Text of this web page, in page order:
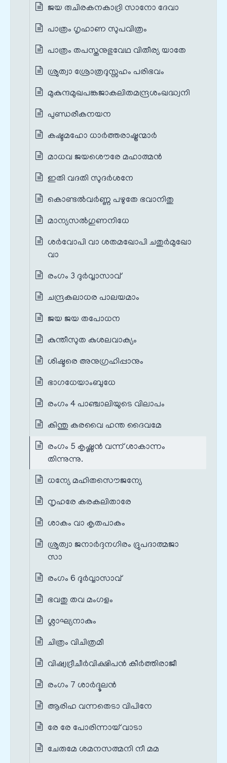
ജയ രുചിരകനകാദ്രി സാനോ ദേവാ
പാത്രം ഗൃഹാണ സുപവിത്രം
പാത്രം തപസ്തനുഭുവേഥ വിതീര്യ യാതേ
ശ്രുത്വാ ശ്രോത്രദുസ്സഹം പരിഭവം
മുകുന്ദമുഖപങ്കജാകലിതമന്ദ്രശംഖദ്ധ്വനി
പുണ്ഡരീകനയന
കഷ്ടമഹോ ധാര്‍ത്തരാഷ്ട്രന്മാര്‍
മാധവ ജയശൌരേ മഹാത്മന്‍
ഇതി വദതി സുദർശനേ
കൊണ്ടല്‍‌വര്‍ണ്ണ പഴുതേ ഭവാനിതു
മാന്യസല്‍ഗുണനിധേ
ശർവോപി വാ ശതമഖോപി ചതുർമുഖോ
വാ
രംഗം 3 ദുർവ്വാസാവ്
ചന്ദ്രകലാധര പാലയമാം
ജയ ജയ തപോധന
കുന്തീസുത കുശലവാക്യം
ശിഷ്ടരെ അനുഗ്രഹിപ്പാനും
ഭാഗധേയാംബുധേ
രംഗം 4 പാഞ്ചാലിയുടെ വിലാപം
കിന്തു കരവൈ ഹന്ത ദൈവമേ
രംഗം 5 കൃഷ്ണൻ വന്ന് ശാകാന്നം
തിന്നുന്നു.
ധന്യേ മഹിതസൌജന്യേ
നൃഹരേ കരകലിതാരേ
ശാകം വാ കൃതപാകം
ശ്രുത്വാ ജനാര്‍ദ്ദനഗിരം ദ്രുപദാത്മജാ
സാ
രംഗം 6 ദുർവ്വാസാവ്
ഭവതു തവ മംഗളം
ശ്ലാഘ്യനാകും
ചിത്രം വിചിത്രമീ
വിഷ്വദ്രീചീർവിക്ഷിപൻ കീർത്തിരാജീ
രംഗം 7 ശാർദ്ദൂലൻ
ആരിഹ വന്നതെടാ വിപിനേ
രേ രേ പോരിന്നായ് വാടാ
ചേരുമേ ശമനസത്മനി നീ മമ